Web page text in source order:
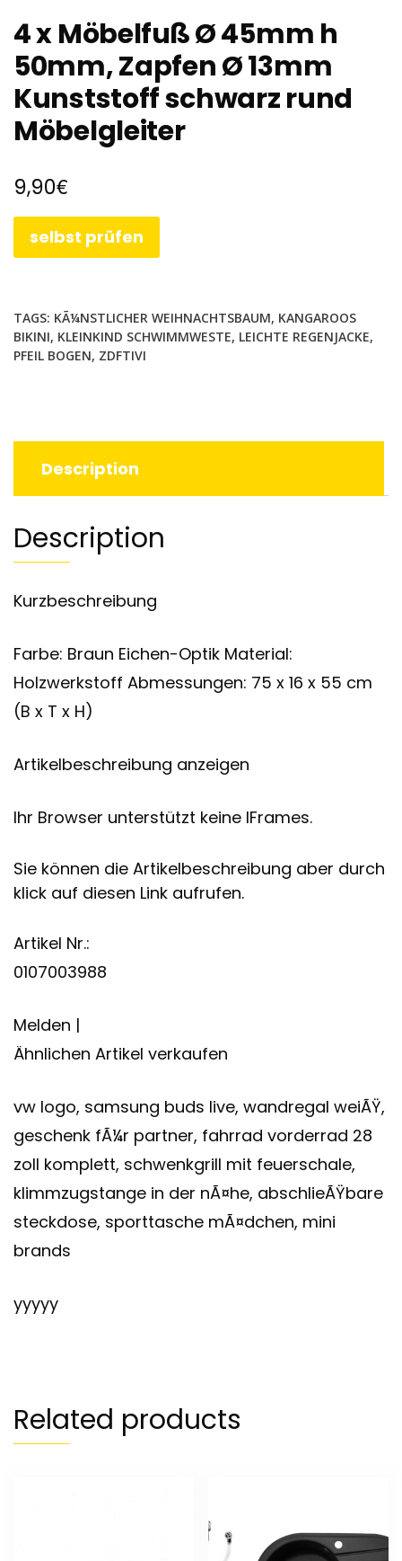
4 x Möbelfuß Ø 45mm h
50mm, Zapfen Ø 13mm
Kunststoff schwarz rund
Möbelgleiter
9,90€
selbst prüfen
TAGS: KÃ¼NSTLICHER WEIHNACHTSBAUM, KANGAROOS
BIKINI, KLEINKIND SCHWIMMWESTE, LEICHTE REGENJACKE,
PFEIL BOGEN, ZDFTIVI
Description
Description
Kurzbeschreibung
Farbe: Braun Eichen-Optik Material:
Holzwerkstoff Abmessungen: 75 x 16 x 55 cm
(B x T x H)
Artikelbeschreibung anzeigen
Ihr Browser unterstützt keine IFrames.
Sie können die Artikelbeschreibung aber durch
klick auf diesen Link aufrufen.
Artikel Nr.:
0107003988
Melden |
Ähnlichen Artikel verkaufen
vw logo, samsung buds live, wandregal weiÃŸ,
geschenk fÃ¼r partner, fahrrad vorderrad 28
zoll komplett, schwenkgrill mit feuerschale,
klimmzugstange in der nÃ¤he, abschlieÃŸbare
steckdose, sporttasche mÃ¤dchen, mini
brands
yyyyy
Related products